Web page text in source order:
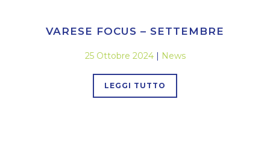
VARESE FOCUS – SETTEMBRE
25 Ottobre 2024 | News
LEGGI TUTTO